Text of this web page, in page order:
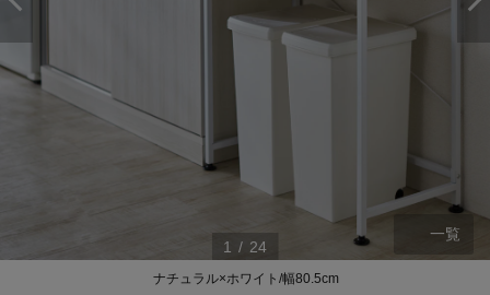
ナチュラル×ホワイト/幅80.5cm
1 / 24
一覧
さらにポイント還元最大16倍！